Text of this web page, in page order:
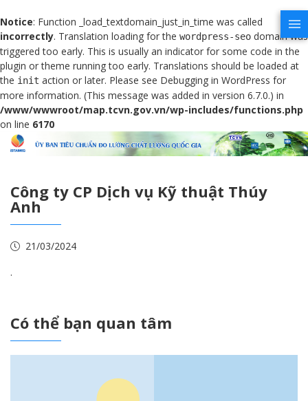
Notice: Function _load_textdomain_just_in_time was called
incorrectly. Translation loading for the wordpress-seo domain was
triggered too early. This is usually an indicator for some code in the
plugin or theme running too early. Translations should be loaded at
the init action or later. Please see Debugging in WordPress for
more information. (This message was added in version 6.7.0.) in
/www/wwwroot/map.tcvn.gov.vn/wp-includes/functions.php
on line 6170
Công ty CP Dịch vụ Kỹ thuật Thúy
Anh
21/03/2024
.
Có thể bạn quan tâm